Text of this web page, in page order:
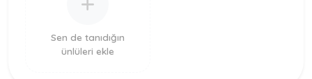
Sen de tanıdığın
ünlüleri ekle